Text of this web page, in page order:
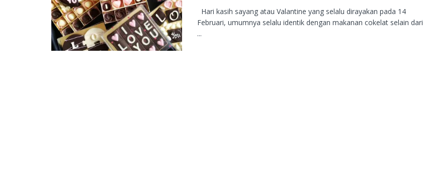
Hari kasih sayang atau Valantine yang selalu dirayakan pada 14
Februari, umumnya selalu identik dengan makanan cokelat selain dari
...